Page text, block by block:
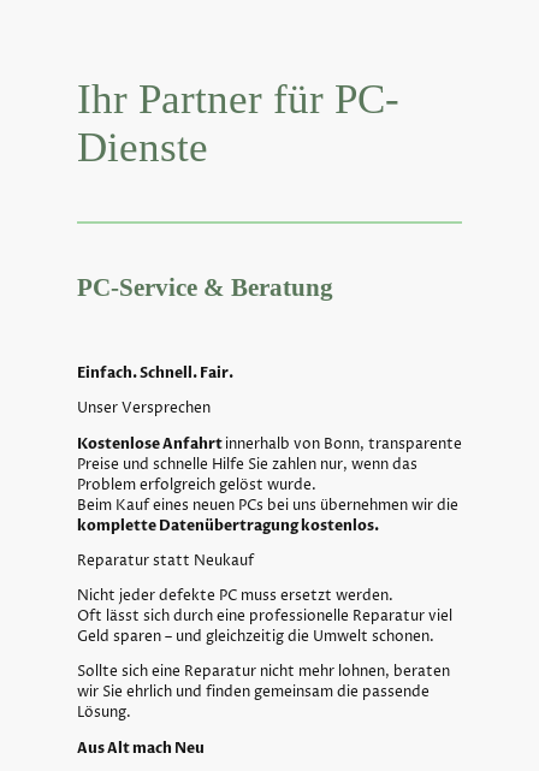
Ihr Partner für PC-
Dienste
PC-Service & Beratung
Einfach. Schnell. Fair.
Unser Versprechen
Kostenlose Anfahrtinnerhalb von Bonn, transparente
Preise und schnelle Hilfe Sie zahlen nur, wenn das
Problem erfolgreich gelöst wurde.
Beim Kauf eines neuen PCs bei uns übernehmen wir die
komplette Datenübertragung kostenlos.
Reparatur statt Neukauf
Nicht jeder defekte PC muss ersetzt werden.
Oft lässt sich durch eine professionelle Reparatur viel
Geld sparen – und gleichzeitig die Umwelt schonen.
Sollte sich eine Reparatur nicht mehr lohnen, beraten
wir Sie ehrlich und finden gemeinsam die passende
Lösung.
Aus Alt mach Neu